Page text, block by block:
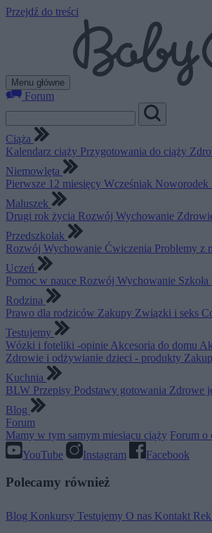
Przejdź do treści
Menu główne
Forum
Ciąża
Kalendarz ciąży Przygotowania do ciąży
Niemowlęta
Pierwsze 12 miesięcy Wcześniak Noworodek
Maluszek
Drugi rok życia Rozwój Wychowanie
Przedszkolak
Rozwój Wychowanie Ćwiczenia Problemy z
Uczeń
Pomoc w nauce Rozwój Wychowanie
Rodzina
Prawo dla rodziców Zakupy Związki i seks
Testujemy
Wózki i foteliki -opinie Akcesoria do domu
Zdrowie i odżywianie dzieci - produkty
Kuchnia
BLW Przepisy Podstawy gotowania Zdrowe
Blog
Forum
Mamy w tym samym miesiącu ciąży Forum o
YouTube
Instagram Facebook
Polecamy również
Blog Konkursy Testujemy O nas Kontakt